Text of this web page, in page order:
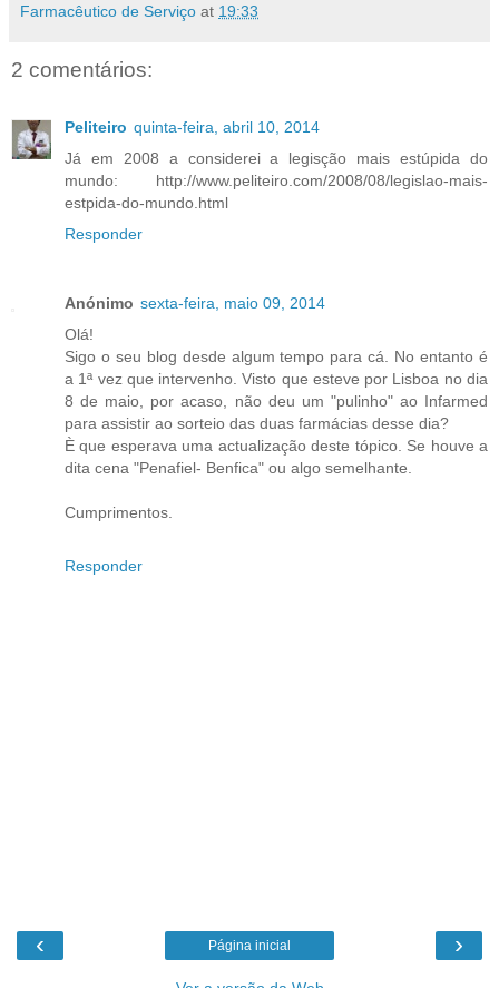
Farmacêutico de Serviço at 19:33
2 comentários:
Peliteiro quinta-feira, abril 10, 2014
Já em 2008 a considerei a legisção mais estúpida do
mundo: http://www.peliteiro.com/2008/08/legislao-mais-
estpida-do-mundo.html
Responder
Anónimo sexta-feira, maio 09, 2014
Olá!
Sigo o seu blog desde algum tempo para cá. No entanto é
a 1ª vez que intervenho. Visto que esteve por Lisboa no dia
8 de maio, por acaso, não deu um "pulinho" ao Infarmed
para assistir ao sorteio das duas farmácias desse dia?
È que esperava uma actualização deste tópico. Se houve a
dita cena "Penafiel- Benfica" ou algo semelhante.
Cumprimentos.
Responder
‹ ›
Página inicial